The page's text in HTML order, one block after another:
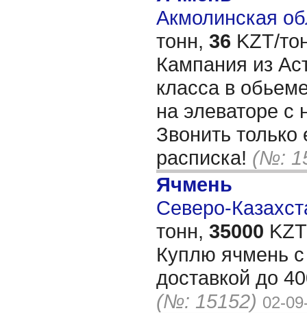
Акмолинская
тонн, 36 KZT/
Кампания из
класса в
на элеваторе с
Звонить только
расписка! (№:
Ячмень
Северо-
тонн, 35000
Куплю ячмень с
доставкой до
(№: 15152) 02-